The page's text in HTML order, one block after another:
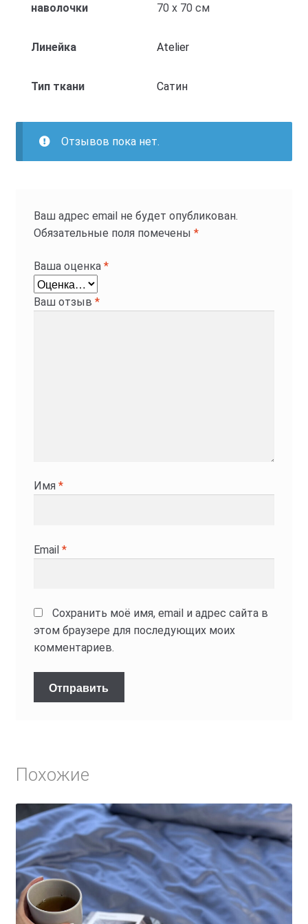
наволочки
70 x 70 см
Линейка Atelier
Тип ткани Cатин
Отзывов пока нет.
Ваш адрес email не будет опубликован.
Обязательные поля помечены *
Ваша оценка *
Ваш отзыв *
Имя *
Email *
Сохранить моё имя, email и адрес сайта в
этом браузере для последующих моих
комментариев.
Похожие